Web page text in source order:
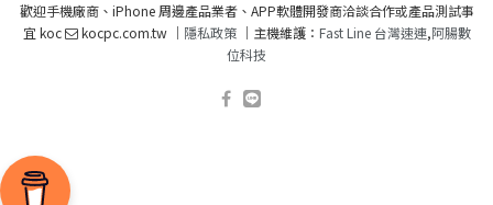
歡迎手機廠商、iPhone 周邊產品業者、APP軟體開發商洽談合作或產品測試事
宜 koc
kocpc.com.tw ｜ 隱私政策｜主機維護： Fast Line 台灣速連,阿腸數
位科技